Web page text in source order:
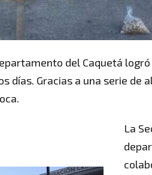
del Caquetá
días. Gracias a una serie de
La